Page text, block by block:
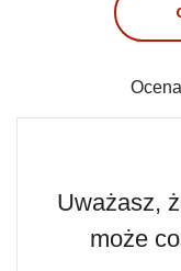
Ocena
Uważasz,
może